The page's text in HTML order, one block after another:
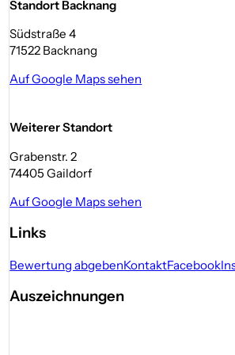
Standort Backnang
Südstraße 4
71522 Backnang
Auf Google Maps sehen
Weiterer Standort
Grabenstr. 2
74405 Gaildorf
Auf Google Maps sehen
Links
Bewertung abgebenKontaktFacebook
Auszeichnungen